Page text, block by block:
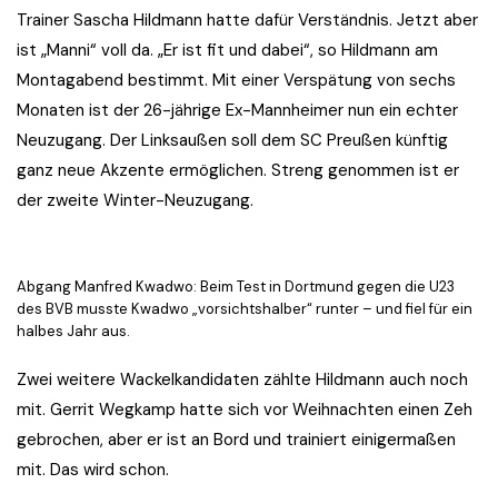
Trainer Sascha Hildmann hatte dafür Verständnis. Jetzt aber
ist „Manni“ voll da. „Er ist fit und dabei“, so Hildmann am
Montagabend bestimmt. Mit einer Verspätung von sechs
Monaten ist der 26-jährige Ex-Mannheimer nun ein echter
Neuzugang. Der Linksaußen soll dem SC Preußen künftig
ganz neue Akzente ermöglichen. Streng genommen ist er
der zweite Winter-Neuzugang.
Abgang Manfred Kwadwo: Beim Test in Dortmund gegen die U23
des BVB musste Kwadwo „vorsichtshalber“ runter – und fiel für ein
halbes Jahr aus.
Zwei weitere Wackelkandidaten zählte Hildmann auch noch
mit. Gerrit Wegkamp hatte sich vor Weihnachten einen Zeh
gebrochen, aber er ist an Bord und trainiert einigermaßen
mit. Das wird schon.